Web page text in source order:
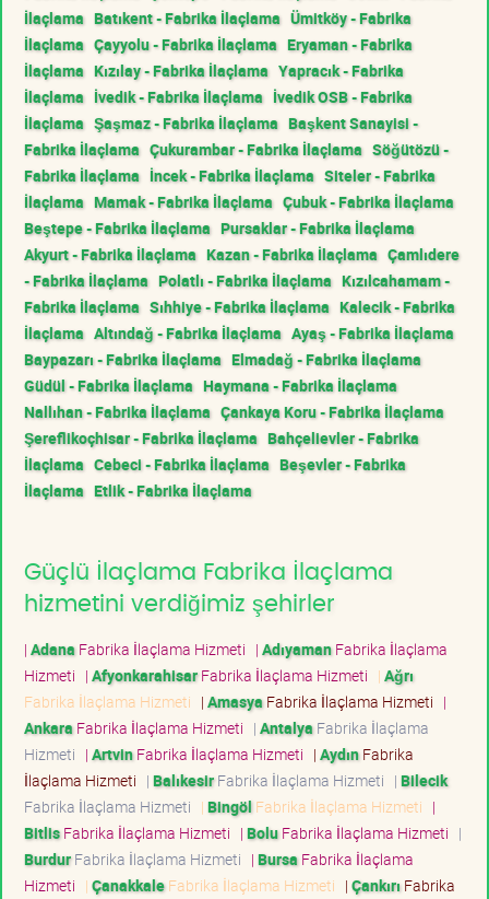
İlaçlama Batıkent - Fabrika İlaçlama Ümitköy - Fabrika
İlaçlama Çayyolu - Fabrika İlaçlama Eryaman - Fabrika
İlaçlama Kızılay - Fabrika İlaçlama Yapracık - Fabrika
İlaçlama İvedik - Fabrika İlaçlama İvedik OSB - Fabrika
İlaçlama Şaşmaz - Fabrika İlaçlama Başkent Sanayisi -
Fabrika İlaçlama Çukurambar - Fabrika İlaçlama Söğütözü -
Fabrika İlaçlama İncek - Fabrika İlaçlama Siteler - Fabrika
İlaçlama Mamak - Fabrika İlaçlama Çubuk - Fabrika İlaçlama
Beştepe - Fabrika İlaçlama Pursaklar - Fabrika İlaçlama
Akyurt - Fabrika İlaçlama Kazan - Fabrika İlaçlama Çamlıdere
- Fabrika İlaçlama Polatlı - Fabrika İlaçlama Kızılcahamam -
Fabrika İlaçlama Sıhhiye - Fabrika İlaçlama Kalecik - Fabrika
İlaçlama Altındağ - Fabrika İlaçlama Ayaş - Fabrika İlaçlama
Baypazarı - Fabrika İlaçlama Elmadağ - Fabrika İlaçlama
Güdül - Fabrika İlaçlama Haymana - Fabrika İlaçlama
Nallıhan - Fabrika İlaçlama Çankaya Koru - Fabrika İlaçlama
Şereflikoçhisar - Fabrika İlaçlama Bahçelievler - Fabrika
İlaçlama Cebeci - Fabrika İlaçlama Beşevler - Fabrika
İlaçlama Etlik - Fabrika İlaçlama
Güçlü İlaçlama Fabrika İlaçlama
hizmetini verdiğimiz şehirler
| Adana Fabrika İlaçlama Hizmeti | AdıyamanFabrika İlaçlama
Hizmeti | AfyonkarahisarFabrika İlaçlama Hizmeti | Ağrı
Fabrika İlaçlama Hizmeti | Amasya Fabrika İlaçlama Hizmeti |
Ankara Fabrika İlaçlama Hizmeti | Antalya Fabrika İlaçlama
Hizmeti | ArtvinFabrika İlaçlama Hizmeti | AydınFabrika
İlaçlama Hizmeti | BalıkesirFabrika İlaçlama Hizmeti | Bilecik
Fabrika İlaçlama Hizmeti | Bingöl Fabrika İlaçlama Hizmeti |
BitlisFabrika İlaçlama Hizmeti | BoluFabrika İlaçlama Hizmeti |
BurdurFabrika İlaçlama Hizmeti | Bursa Fabrika İlaçlama
Hizmeti | ÇanakkaleFabrika İlaçlama Hizmeti | Çankırı Fabrika